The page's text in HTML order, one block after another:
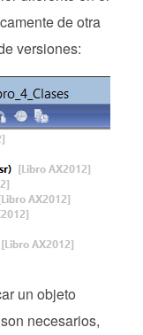
de otra
versiones:
un objeto
necesarios,